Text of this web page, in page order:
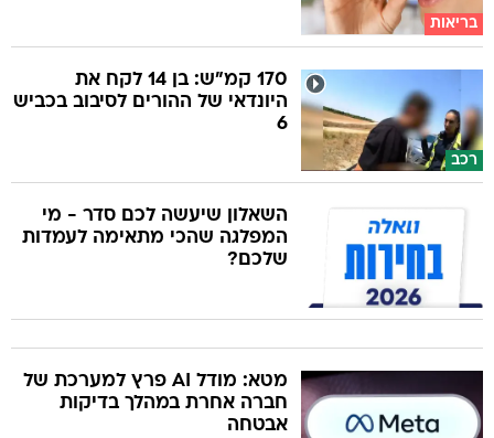
בריאות
רכב
170 קמ"ש: בן 14 לקח את
היונדאי של ההורים לסיבוב בכביש
6
השאלון שיעשה לכם סדר - מי
המפלגה שהכי מתאימה לעמדות
שלכם?
מטא: מודל AI פרץ למערכת של
חברה אחרת במהלך בדיקות
אבטחה